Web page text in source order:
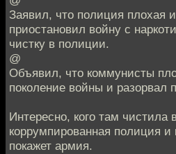
Заявил, что полиция плохая
приостановил войну с
чистку в полиции.
@
Объявил, что коммунисты
поколение войны и разорвал
Интересно, кого там чистила
коррумпированная полиция и
покажет армия.